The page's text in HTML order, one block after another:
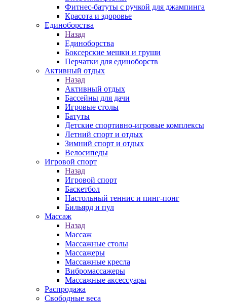
Фитнес-батуты с ручкой для джампинга
Красота и здоровье
Единоборства
Назад
Единоборства
Боксерские мешки и груши
Перчатки для единоборств
Активный отдых
Назад
Активный отдых
Бассейны для дачи
Игровые столы
Батуты
Детские спортивно-игровые комплексы
Летний спорт и отдых
Зимний спорт и отдых
Велосипеды
Игровой спорт
Назад
Игровой спорт
Баскетбол
Настольный теннис и пинг-понг
Бильярд и пул
Массаж
Назад
Массаж
Массажные столы
Массажеры
Массажные кресла
Вибромассажеры
Массажные аксессуары
Распродажа
Свободные веса